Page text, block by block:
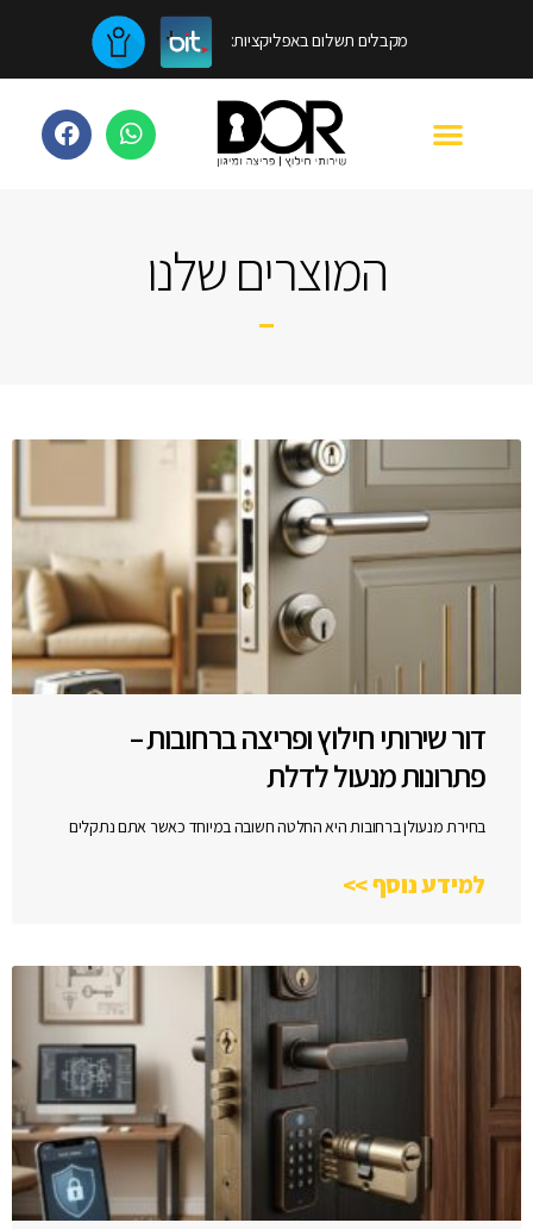
מקבלים תשלום באפליקציות:
המוצרים שלנו
דור שירותי חילוץ ופריצה ברחובות –
פתרונות מנעול לדלת
בחירת מנעולן ברחובות היא החלטה חשובה במיוחד כאשר אתם נתקלים
למידע נוסף >>